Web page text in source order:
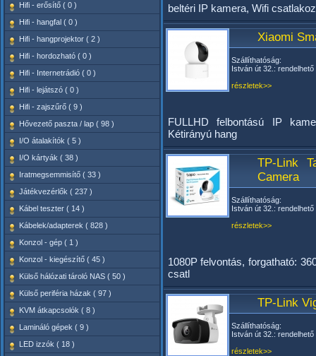
Hifi - erősítő ( 0 )
Hifi - hangfal ( 0 )
Hifi - hangprojektor ( 2 )
Hifi - hordozható ( 0 )
Hifi - Internetrádió ( 0 )
Hifi - lejátszó ( 0 )
Hifi - zajszűrő ( 9 )
Hővezető paszta / lap ( 98 )
I/O átalakítók ( 5 )
I/O kártyák ( 38 )
Iratmegsemmisítő ( 33 )
Játékvezérlők ( 237 )
Kábel teszter ( 14 )
Kábelek/adapterek ( 828 )
Konzol - gép ( 1 )
Konzol - kiegészítő ( 45 )
Külső hálózati tároló NAS ( 50 )
Külső periféria házak ( 97 )
KVM átkapcsolók ( 8 )
Lamináló gépek ( 9 )
LED izzók ( 18 )
beltéri IP kamera, Wifi
Xiaomi
Szállíthatóság:
István út 32.: rendelhető
részletek>>
FULLHD felbontású IP
Kétirányú hang
TP-Link
Camera
Szállíthatóság:
István út 32.: rendelhető
részletek>>
1080P felvontás, forgatható:
csatl
TP-Link
Szállíthatóság:
István út 32.: rendelhető
részletek>>